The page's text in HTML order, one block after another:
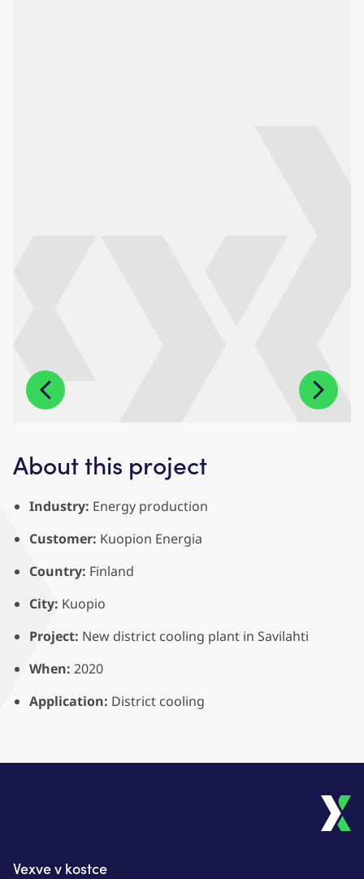
About this project
Industry: Energy production
Customer: Kuopion Energia
Country: Finland
City: Kuopio
Project: New district cooling plant in Savilahti
When: 2020
Application: District cooling
Vexve v kostce